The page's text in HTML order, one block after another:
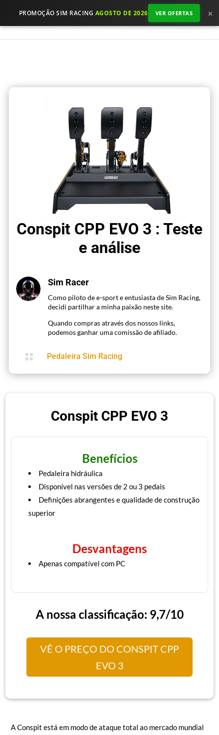
PROMOÇÃO SIM RACING AGOSTO DE 2026 VER OFERTAS ×
Conspit CPP EVO 3 : Teste
e análise
Sim Racer
Como piloto de e-sport e entusiasta de Sim Racing,
decidi partilhar a minha paixão neste site.
Quando compras através dos nossos links,
podemos ganhar uma comissão de afiliado.
 Pedaleira Sim Racing
Conspit CPP EVO 3
Benefícios
Pedaleira hidráulica
Disponível nas versões de 2 ou 3 pedais
Definições abrangentes e qualidade de construção
superior
Desvantagens
Apenas compatível com PC
A nossa classificação: 9,7/10
VÊ O PREÇO DO CONSPIT CPP
EVO 3
A Conspit está em modo de ataque total ao mercado mundial